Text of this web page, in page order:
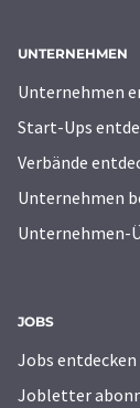
UNTERNEHMEN
Unternehmen
Start-Ups
Verbände
Unternehmen
Unternehmen-
JOBS
Jobs entdecken
Jobletter